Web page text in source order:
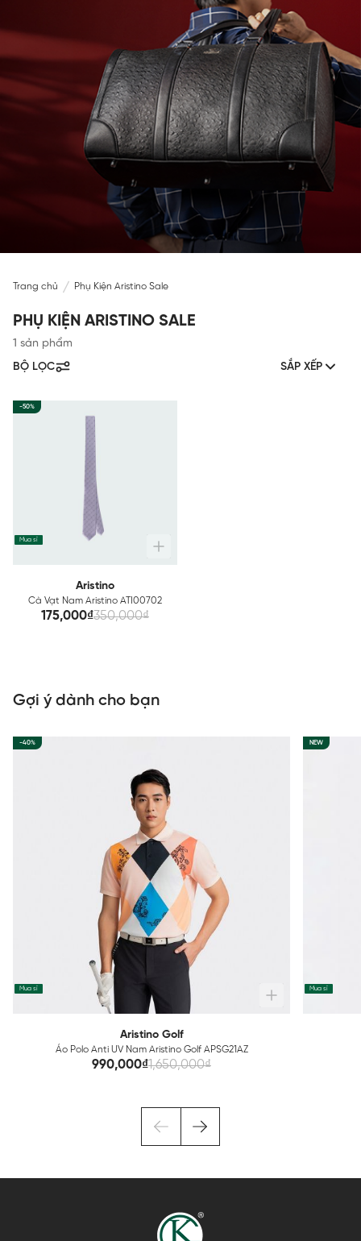
Trang chủ Phụ Kiện Aristino Sale
PHỤ KIỆN ARISTINO SALE
1 sản phẩm
BỘ LỌC
SẮP XẾP
-50%
Mua sỉ
Aristino
Cà Vạt Nam Aristino ATI00702
175,000₫350,000₫
Gợi ý dành cho bạn
-40%
Mua sỉ
Aristino Golf
Áo Polo Anti UV Nam Aristino Golf APSG21AZ
990,000₫1,650,000₫
NEW
Mua sỉ